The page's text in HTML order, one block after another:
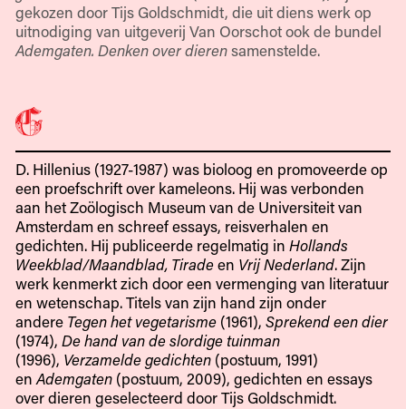
gekozen door Tijs Goldschmidt, die uit diens werk op
uitnodiging van uitgeverij Van Oorschot ook de bundel
Ademgaten. Denken over dierensamenstelde.
D. Hillenius (1927-1987) was bioloog en promoveerde op
een proefschrift over kameleons. Hij was verbonden
aan het Zoölogisch Museum van de Universiteit van
Amsterdam en schreef essays, reisverhalen en
gedichten. Hij publiceerde regelmatig in Hollands
Weekblad/Maandblad, Tiradeen Vrij Nederland. Zijn
werk kenmerkt zich door een vermenging van literatuur
en wetenschap. Titels van zijn hand zijn onder
andere Tegen het vegetarisme (1961), Sprekend een dier
(1974), De hand van de slordige tuinman
(1996), Verzamelde gedichten(postuum, 1991)
en Ademgaten(postuum, 2009), gedichten en essays
over dieren geselecteerd door Tijs Goldschmidt.